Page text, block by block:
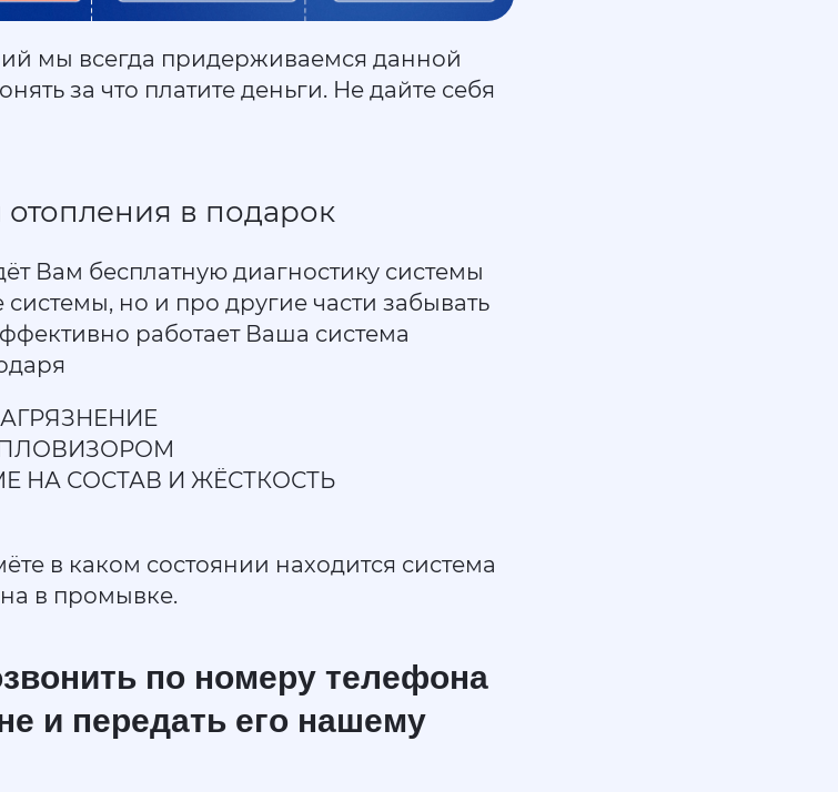
мы всегда придерживаемся данной
за что платите деньги. Не дайте себя
в подарок
Вам бесплатную диагностику системы
системы, но и про другие части забывать
работает Ваша система
НА СОСТАВ И ЖЁСТКОСТЬ
в каком состоянии находится система
в промывке.
по номеру телефона
и передать его нашему